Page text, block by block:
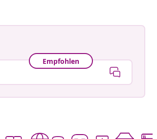
Empfohlen